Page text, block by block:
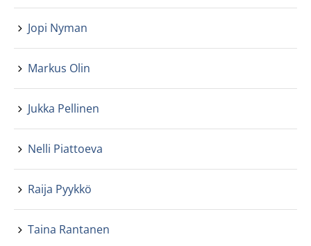
Jopi Nyman
Markus Olin
Jukka Pellinen
Nelli Piattoeva
Raija Pyykkö
Taina Rantanen